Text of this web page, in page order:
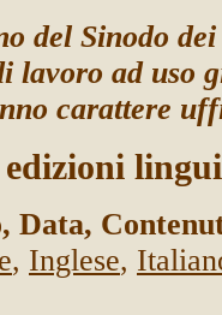
del Sinodo dei
lavoro ad uso
carattere
Data,
, Inglese,